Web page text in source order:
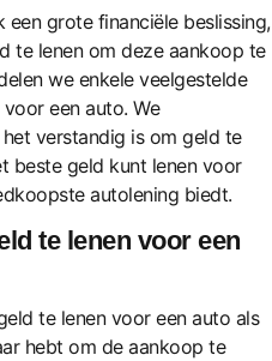
grote financiële beslissing,
te lenen om deze aankoop te
we enkele veelgestelde
een auto. We
verstandig is om geld te
beste geld kunt lenen voor
autolening biedt.
te lenen voor een
te lenen voor een auto als
hebt om de aankoop te